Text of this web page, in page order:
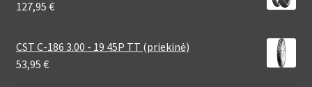
127,95 €
CST C-186 3.00 - 19 45P TT (priekinė)
53,95 €